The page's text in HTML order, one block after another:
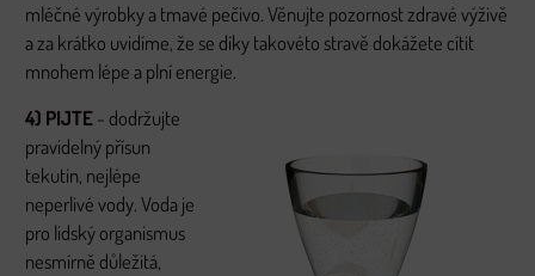
mléčné výrobky a tmavé pečivo. Věnujte pozornost zdravé výživě
a za krátko uvidíme, že se díky takovéto stravě dokážete cítit
mnohem lépe a plní energie.
4) PIJTE- dodržujte
pravidelný přísun
tekutin, nejlépe
neperlivé vody. Voda je
pro lidský organismus
nesmírně důležitá,